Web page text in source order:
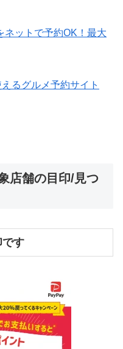
ネットで予約OK！最大
るグルメ予約サイト
店舗の目印/見つ
です